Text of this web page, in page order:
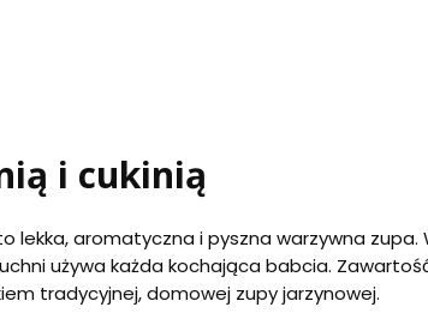
i cukinią
lekka, aromatyczna i pyszna warzywna zupa.
używa każda kochająca babcia.
tradycyjnej, domowej zupy jarzynowej.